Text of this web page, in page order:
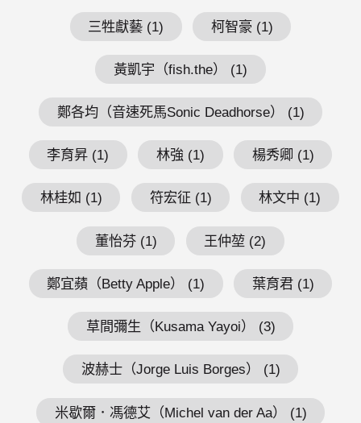
三牲獻藝 (1) 柯智豪 (1)
黃凱宇（fish.the） (1)
鄭各均（音速死馬Sonic Deadhorse） (1)
李育昇 (1) 林強 (1) 楊秀卿 (1)
林桂如 (1) 符宏征 (1) 林文中 (1)
董怡芬 (1) 王仲堃 (2)
鄭宜蘋（Betty Apple） (1) 葉育君 (1)
草間彌生（Kusama Yayoi） (3)
波赫士（Jorge Luis Borges） (1)
米歇爾．馮德艾（Michel van der Aa） (1)